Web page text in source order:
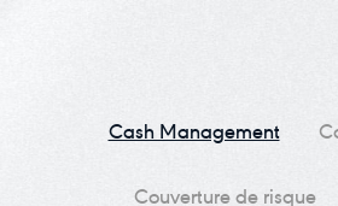
Cash Management
Couverture de risque